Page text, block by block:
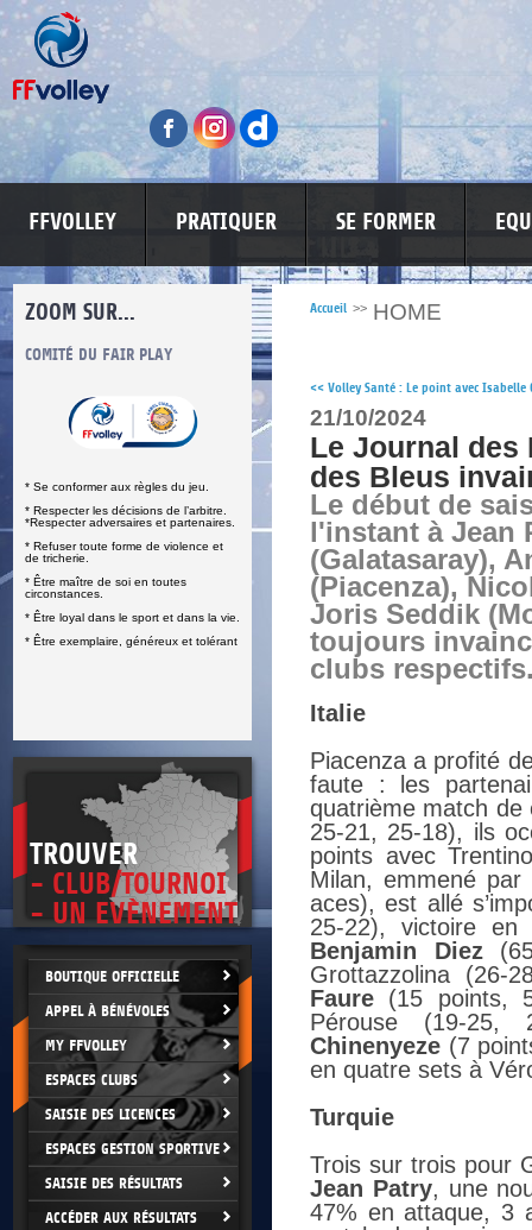
FFVOLLEY PRATIQUER SE FORMER
ZOOM SUR...
COMITÉ DU FAIR PLAY
* Se conformer aux règles du jeu.
* Respecter les décisions de l’arbitre.
*Respecter adversaires et partenaires.
* Refuser toute forme de violence et
de tricherie.
* Être maître de soi en toutes
circonstances.
* Être loyal dans le sport et dans la vie.
* Être exemplaire, généreux et tolérant
LUTTE CONTRE LES VIOLENCES
TROUVER
- CLUB/TOURNOI
- UN EVÈNEMENT
BOUTIQUE OFFICIELLE
APPEL À BÉNÉVOLES
MY FFVOLLEY
ESPACES CLUBS
SAISIE DES LICENCES
ESPACES GESTION SPORTIVE
SAISIE DES RÉSULTATS
ACCÉDER AUX RÉSULTATS
Accueil >> HOME
<< Volley Santé : Le point avec Isabelle
21/10/2024
Le Journal des
des Bleus
Le début de
l'instant à Jean
(Galatasaray),
(Piacenza),
Joris Seddik
toujours
clubs
Italie
Piacenza a profité
faute : les
quatrième match de
25-21, 25-18), ils
points avec
Milan, emmené
aces), est allé
25-22), victoire en
Benjamin Diez
Grottazzolina (26-
Faure (15 points,
Pérouse (19-
Chinenyeze (7
en quatre sets à
Turquie
Trois sur trois pour
Jean Patry, une
47% en attaque, 3